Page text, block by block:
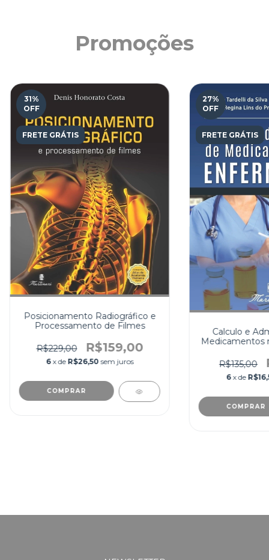
Promoções
31%
OFF
FRETE GRÁTIS
Posicionamento Radiográfico e
Processamento de Filmes
R$229,00 R$159,00
6 x de R$26,50 sem juros
27%
OFF
FRETE GRÁTIS
Calculo e
Medicamentos
R$135,00
6 x de